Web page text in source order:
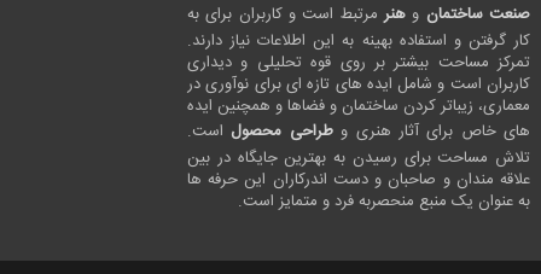
صنعت ساختمان و هنرمرتبط است و کاربران برای به
کار گرفتن و استفاده بهینه به این اطلاعات نیاز دارند.
تمرکز مساحت بیشتر بر روی قوه تحلیلی و دیداری
کاربران است و شامل ایده های تازه ای برای نوآوری در
معماری، زیباتر کردن ساختمان و فضاها و همچنین ایده
های خاص برای آثار هنری وطراحی محصول است.
تلاش مساحت برای رسیدن به بهترین جایگاه در بین
علاقه مندان و صاحبان و دست اندرکاران این حرفه ها
به عنوان یک منبع منحصربه فرد و متمایز است.